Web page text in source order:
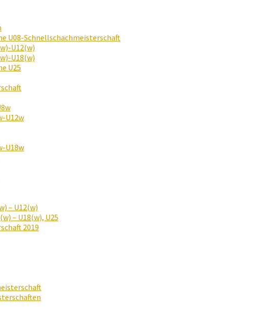
U08-Schnellschachmeisterschaft
U12(w)
U18(w)
U25
U12w
U18w
– U12(w)
– U18(w), U25
2019